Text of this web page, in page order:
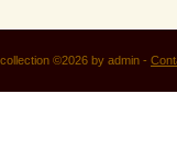
©2026 by admin -